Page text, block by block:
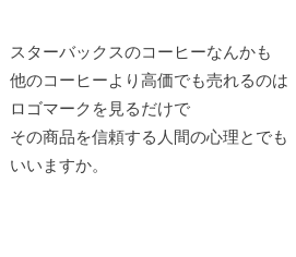
スターバックスのコーヒーなんかも
他のコーヒーより高価でも売れるのは
ロゴマークを見るだけで
その商品を信頼する人間の心理とでも
いいますか。